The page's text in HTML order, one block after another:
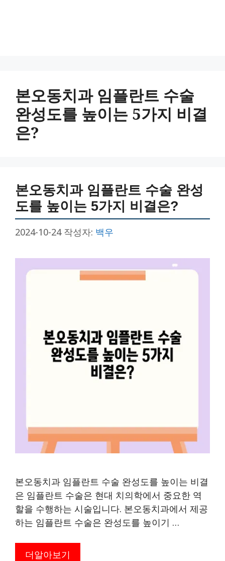
본오동치과 임플란트 수술
완성도를 높이는 5가지 비결
은?
본오동치과 임플란트 수술 완성
도를 높이는 5가지 비결은?
2024-10-24 작성자: 백우
본오동치과 임플란트 수술 완성도를 높이는 비결
은 임플란트 수술은 현대 치의학에서 중요한 역
할을 수행하는 시술입니다. 본오동치과에서 제공
하는 임플란트 수술은 완성도를 높이기 …
더알아보기